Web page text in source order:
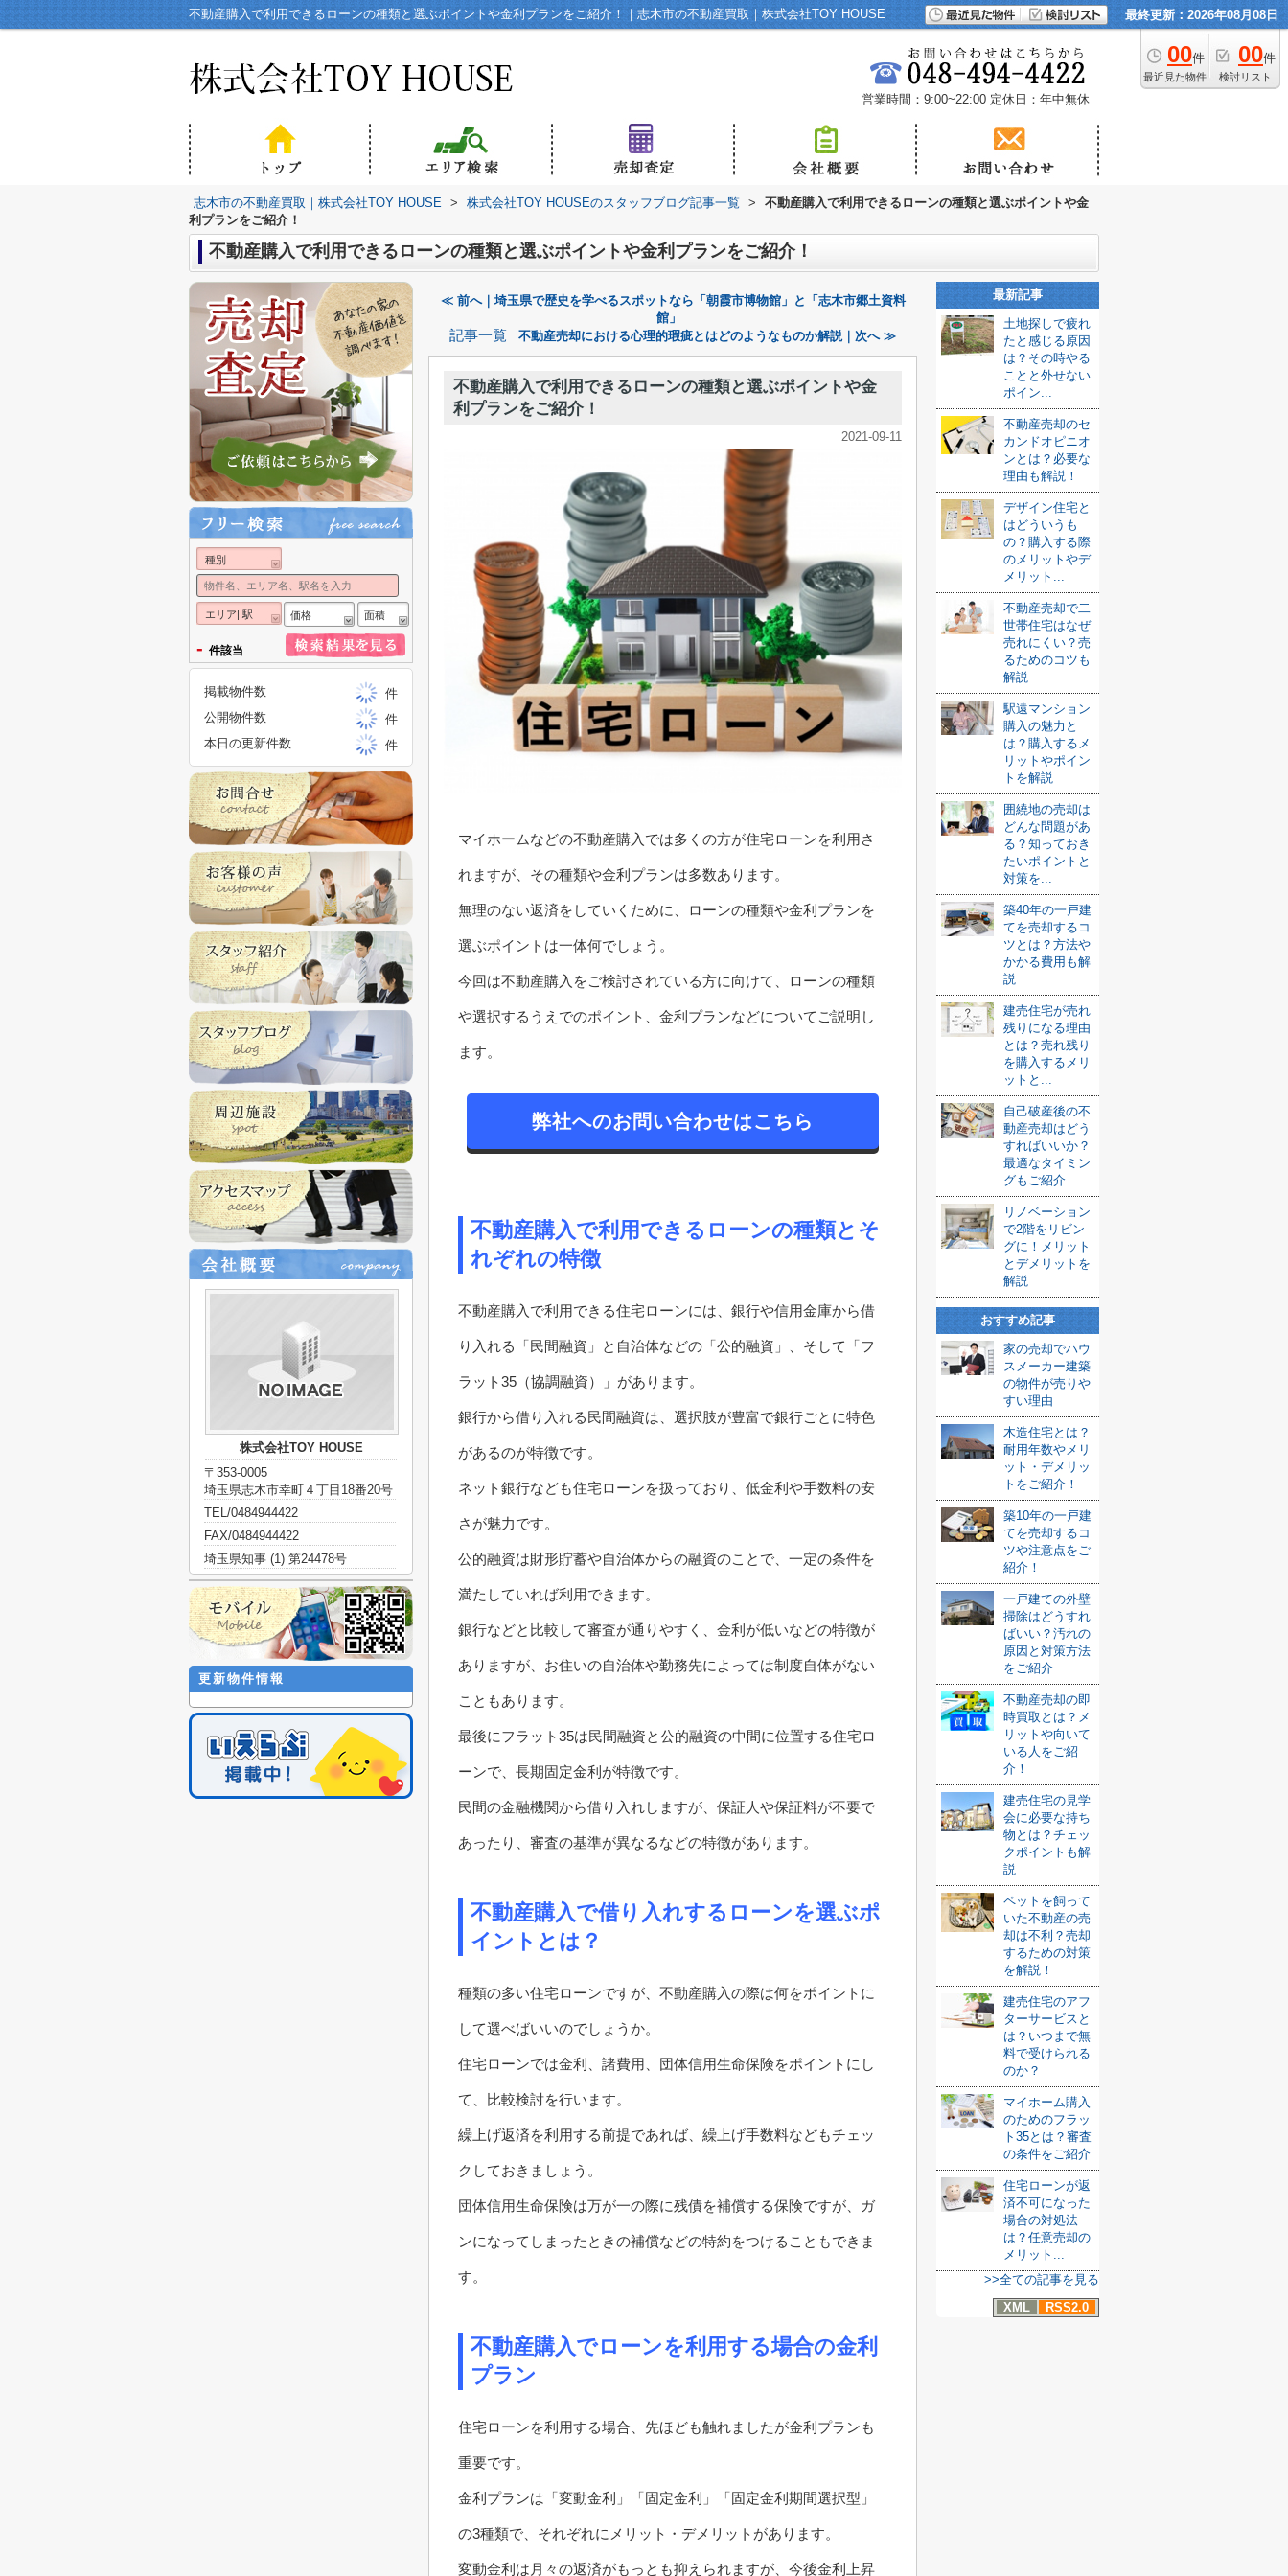
不動産購入で利用できるローンの種類と選ぶポイントや金利プランをご紹介！｜志木市の不動産買取｜株式会社TOY HOUSE 最終更新：2026年08月08日
00件
最近見た物件
00件
検討リスト
営業時間：9:00~22:00 定休日：年中無休
志木市の不動産買取｜株式会社TOY HOUSE > 株式会社TOY HOUSEのスタッフブログ記事一覧 >
不動産購入で利用できるローンの種類と選ぶポイントや金
利プランをご紹介！
不動産購入で利用できるローンの種類と選ぶポイントや金利プランをご紹介！
≪ 前へ｜埼玉県で歴史を学べるスポットなら「朝霞市博物館」と「志木市郷土資料
館」
記事一覧 不動産売却における心理的瑕疵とはどのようなものか解説｜次へ ≫
不動産購入で利用できるローンの種類と選ぶポイントや金
利プランをご紹介！
2021-09-11
マイホームなどの不動産購入では多くの方が住宅ローンを利用さ
れますが、その種類や金利プランは多数あります。
無理のない返済をしていくために、ローンの種類や金利プランを
選ぶポイントは一体何でしょう。
今回は不動産購入をご検討されている方に向けて、ローンの種類
や選択するうえでのポイント、金利プランなどについてご説明し
ます。
弊社へのお問い合わせはこちら
不動産購入で利用できるローンの種類とそ
れぞれの特徴
不動産購入で利用できる住宅ローンには、銀行や信用金庫から借
り入れる「民間融資」と自治体などの「公的融資」、そして「フ
ラット35（協調融資）」があります。
銀行から借り入れる民間融資は、選択肢が豊富で銀行ごとに特色
があるのが特徴です。
ネット銀行なども住宅ローンを扱っており、低金利や手数料の安
さが魅力です。
公的融資は財形貯蓄や自治体からの融資のことで、一定の条件を
満たしていれば利用できます。
銀行などと比較して審査が通りやすく、金利が低いなどの特徴が
ありますが、お住いの自治体や勤務先によっては制度自体がない
こともあります。
最後にフラット35は民間融資と公的融資の中間に位置する住宅ロ
ーンで、長期固定金利が特徴です。
民間の金融機関から借り入れしますが、保証人や保証料が不要で
あったり、審査の基準が異なるなどの特徴があります。
不動産購入で借り入れするローンを選ぶポ
イントとは？
種類の多い住宅ローンですが、不動産購入の際は何をポイントに
して選べばいいのでしょうか。
住宅ローンでは金利、諸費用、団体信用生命保険をポイントにし
て、比較検討を行います。
繰上げ返済を利用する前提であれば、繰上げ手数料などもチェッ
クしておきましょう。
団体信用生命保険は万が一の際に残債を補償する保険ですが、ガ
ンになってしまったときの補償などの特約をつけることもできま
す。
不動産購入でローンを利用する場合の金利
プラン
住宅ローンを利用する場合、先ほども触れましたが金利プランも
重要です。
金利プランは「変動金利」「固定金利」「固定金利期間選択型」
の3種類で、それぞれにメリット・デメリットがあります。
変動金利は月々の返済がもっとも抑えられますが、今後金利上昇
最新記事
土地探しで疲れ
たと感じる原因
は？その時やる
ことと外せない
ポイン...
不動産売却のセ
カンドオピニオ
ンとは？必要な
理由も解説！
デザイン住宅と
はどういうも
の？購入する際
のメリットやデ
メリット...
不動産売却で二
世帯住宅はなぜ
売れにくい？売
るためのコツも
解説
駅遠マンション
購入の魅力と
は？購入するメ
リットやポイン
トを解説
囲繞地の売却は
どんな問題があ
る？知っておき
たいポイントと
対策を...
築40年の一戸建
てを売却するコ
ツとは？方法や
かかる費用も解
説
建売住宅が売れ
残りになる理由
とは？売れ残り
を購入するメリ
ットと...
自己破産後の不
動産売却はどう
すればいいか？
最適なタイミン
グもご紹介
リノベーション
で2階をリビン
グに！メリット
とデメリットを
解説
おすすめ記事
家の売却でハウ
スメーカー建築
の物件が売りや
すい理由
木造住宅とは？
耐用年数やメリ
ット・デメリッ
トをご紹介！
築10年の一戸建
てを売却するコ
ツや注意点をご
紹介！
一戸建ての外壁
掃除はどうすれ
ばいい？汚れの
原因と対策方法
をご紹介
不動産売却の即
時買取とは？メ
リットや向いて
いる人をご紹
介！
建売住宅の見学
会に必要な持ち
物とは？チェッ
クポイントも解
説
ペットを飼って
いた不動産の売
却は不利？売却
するための対策
を解説！
建売住宅のアフ
ターサービスと
は？いつまで無
料で受けられる
のか？
マイホーム購入
のためのフラッ
ト35とは？審査
の条件をご紹介
住宅ローンが返
済不可になった
場合の対処法
は？任意売却の
メリット...
>>全ての記事を見る
XML
RSS2.0
種別
エリア| 駅 価格 面積
- 件該当
掲載物件数
件
公開物件数
件
本日の更新件数
件
株式会社TOY HOUSE
〒353-0005
埼玉県志木市幸町４丁目18番20号
TEL/0484944422
FAX/0484944422
埼玉県知事 (1) 第24478号
更新物件情報